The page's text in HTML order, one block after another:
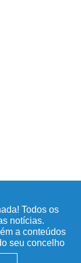
Todos os
notícias.
a conteúdos
seu concelho